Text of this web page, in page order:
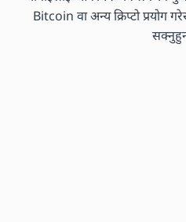
Bitcoin वा अन्य क्रिप्टो प्रयोग